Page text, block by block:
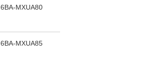
6BA-MXUA80
6BA-MXUA85